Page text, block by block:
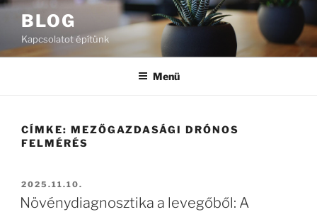
Tartalomhoz
BLOG
Kapcsolatot építünk
Menü
CÍMKE: MEZŐGAZDASÁGI DRÓNOS
FELMÉRÉS
BEKÜLDVE:
2025.11.10.
Növénydiagnosztika a levegőből: A